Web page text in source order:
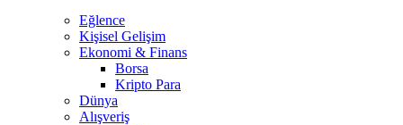
Eğlence
Kişisel Gelişim
Ekonomi & Finans
Borsa
Kripto Para
Dünya
Alışveriş